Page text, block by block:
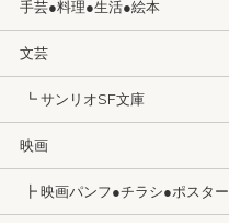
手芸●料理●生活●絵本
文芸
┗ サンリオSF文庫
映画
┣ 映画パンフ●チラシ●ポスター